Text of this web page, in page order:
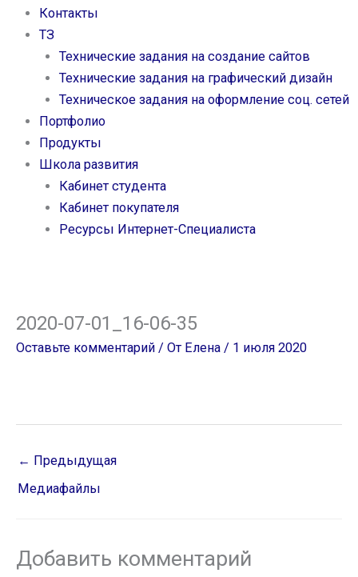
Контакты
ТЗ
Технические задания на создание сайтов
Технические задания на графический дизайн
Техническое задания на оформление соц. сетей
Портфолио
Продукты
Школа развития
Кабинет студента
Кабинет покупателя
Ресурсы Интернет-Специалиста
2020-07-01_16-06-35
Оставьте комментарий / От Елена / 1 июля 2020
← Предыдущая
Медиафайлы
Добавить комментарий